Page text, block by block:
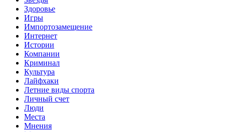
Здоровье
Игры
Импортозамещение
Интернет
Истории
Компании
Криминал
Культура
Лайфхаки
Летние виды спорта
Личный счет
Люди
Места
Мнения